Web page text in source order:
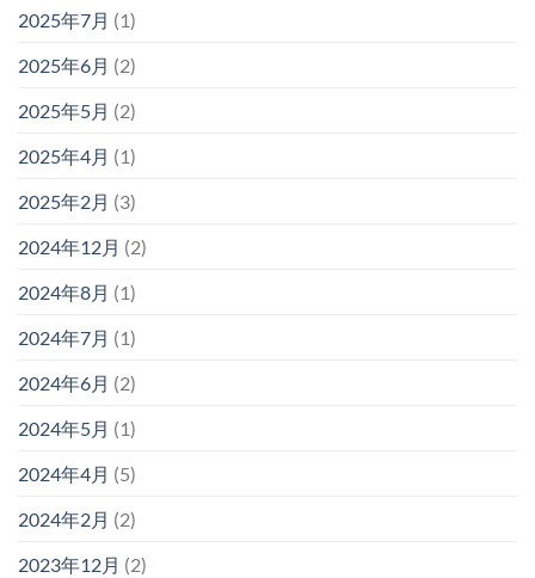
2025年7月 (1)
2025年6月 (2)
2025年5月 (2)
2025年4月 (1)
2025年2月 (3)
2024年12月 (2)
2024年8月 (1)
2024年7月 (1)
2024年6月 (2)
2024年5月 (1)
2024年4月 (5)
2024年2月 (2)
2023年12月 (2)